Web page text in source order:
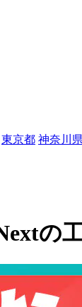
東京都 神奈川県
の